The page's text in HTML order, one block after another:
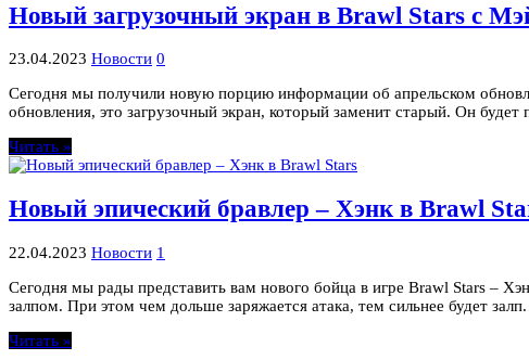
Новый загрузочный экран в Brawl Stars с
23.04.2023 Новости 0
Сегодня мы получили новую порцию информации об апрельском
обновления, это загрузочный экран, который заменит старый. Он
Читать »
Новый эпический бравлер – Хэнк в Brawl
22.04.2023 Новости 1
Сегодня мы рады представить вам нового бойца в игре Brawl Stars –
залпом. При этом чем дольше заряжается атака, тем сильнее будет
Читать »